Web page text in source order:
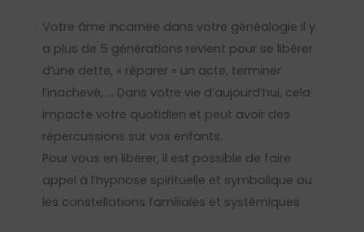
Votre âme incarnée dans votre généalogie il y
a plus de 5 générations revient pour se libérer
d’une dette, « réparer » un acte, terminer
l’inachevé, … Dans votre vie d’aujourd’hui, cela
impacte votre quotidien et peut avoir des
répercussions sur vos enfants.
Pour vous en libérer, il est possible de faire
appel à l’hypnose spirituelle et symbolique ou
les constellations familiales et systémiques